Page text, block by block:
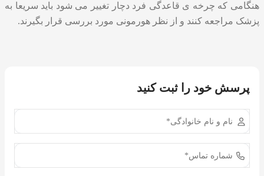
هنگامی که چرخه ی قاعدگی فرد دچار تغییر می شود باید سریعا به
پزشک مراجعه کنند و از نظر هورمونی مورد بررسی قرار بگیرند.
پرسش خود را ثبت کنید